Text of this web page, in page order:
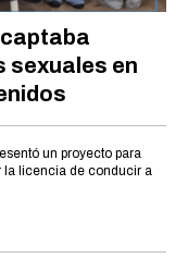
sexuales en
un proyecto para
la licencia de conducir a